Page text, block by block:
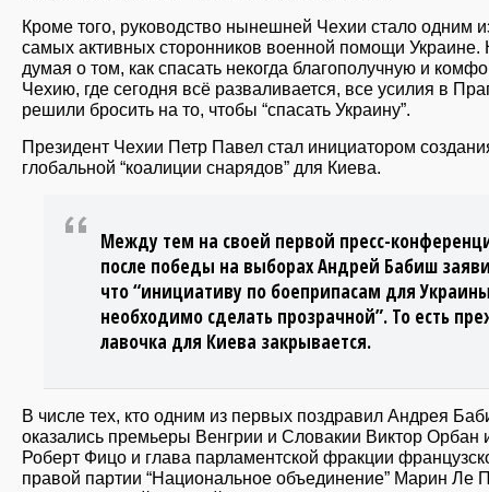
Кроме того, руководство нынешней Чехии стало одним
самых активных сторонников военной помощи Украине.
думая о том, как спасать некогда благополучную и
Чехию, где сегодня всё разваливается, все усилия в
решили бросить на то, чтобы “спасать Украину”.
Президент Чехии Петр Павел стал инициатором
глобальной “коалиции снарядов” для Киева.
Между тем на своей первой пресс-
после победы на выборах Андрей Бабиш
что “инициативу по боеприпасам для
необходимо сделать прозрачной”. То есть
лавочка для Киева закрывается.
В числе тех, кто одним из первых поздравил Андрея
оказались премьеры Венгрии и Словакии Виктор Орбан
Роберт Фицо и глава парламентской фракции
правой партии “Национальное объединение” Марин Ле